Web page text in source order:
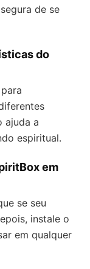
de se
do
ajuda a
espiritual.
em
se seu
instale o
em qualquer